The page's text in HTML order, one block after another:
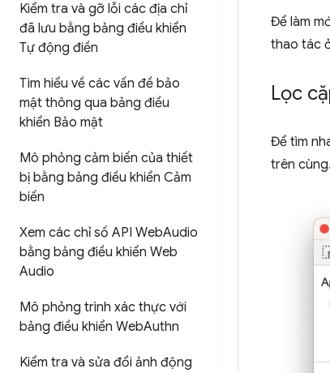
Kiểm tra và gỡ lỗi các địa chỉ
đã lưu bằng bảng điều khiển
Tự động điền
Tìm hiểu về các vấn đề bảo
mật thông qua bảng điều
khiển Bảo mật
Mô phỏng cảm biến của thiết
bị bằng bảng điều khiển Cảm
biến
Xem các chỉ số API WebAudio
bằng bảng điều khiển Web
Audio
Mô phỏng trình xác thực với
bảng điều khiển WebAuthn
Kiểm tra và sửa đổi ảnh động
Để làm
thao tác
Lọc
Để tìm
trên cùng.